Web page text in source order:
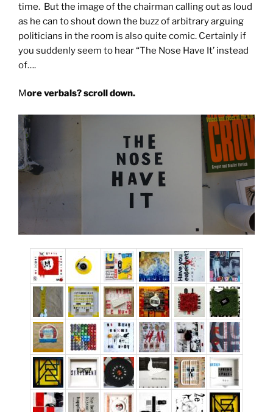
time. But the image of the chairman calling out as loud
as he can to shout down the buzz of arbitrary arguing
politicians in the room is also quite comic. Certainly if
you suddenly seem to hear “The Nose Have It’ instead
of….
More verbals? scroll down.